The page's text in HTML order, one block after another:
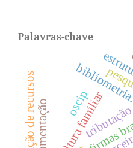
Palavras-chave
firmas
oscip